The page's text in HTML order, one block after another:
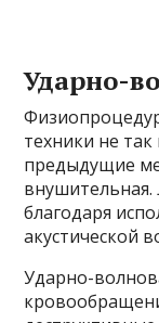
Ударно-
техники не
предыдущие
внушительная.
благодаря
акустической
Ударно-